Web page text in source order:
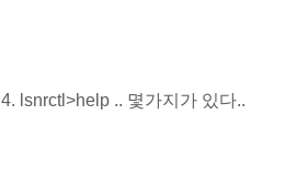
4. lsnrctl>help .. 몇가지가 있다..